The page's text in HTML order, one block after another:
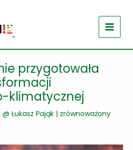
przygotowała
klimatycznej
@ Łukasz Pająk | zrównoważony